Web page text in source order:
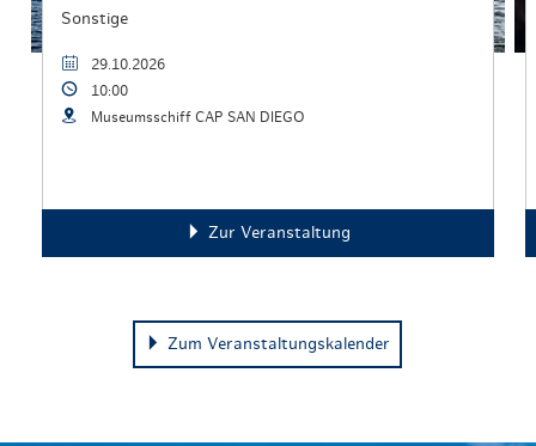
Sonstige
29.10.2026
10:00
Museumsschiff CAP SAN DIEGO
Zur Veranstaltung
Zum Veranstaltungskalender